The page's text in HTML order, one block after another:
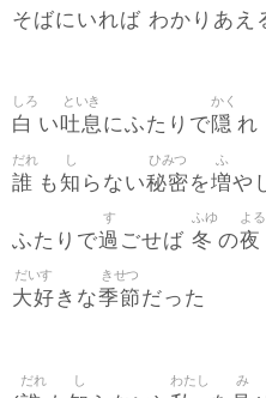
そばにいれば わかりあえ
白
しろ
い吐息
といき
にふたりで隠
かく
れ
誰
だれ
も知
し
らない秘密
ひみつ
を増
ふ
や
ふたりで過
す
ごせば 冬
ふゆ
の夜
よる
大好
だいす
きな季節
きせつ
だった
だれ し わたし み